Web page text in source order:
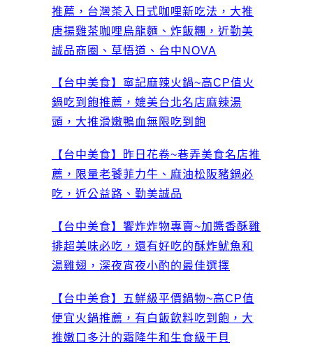
推薦，台灣茶入日式咖哩新吃法，大推
唐揚雞茶咖哩烏龍麵、炸飯糰，近勤美
誠品商圈、草悟道、台中NOVA
【台中美食】寧記麻辣火鍋~高CP值火
鍋吃到飽推薦，媲美台北名店麻辣湯
頭，大推滑嫩鴨血無限吃到飽
【台中美食】昨日花卷~巷弄美食名店推
薦，限量老饕菲力牛、麻油松阪豬鍋必
吃，近公益路、勤美誠品
【台中美食】饗炸炸物專賣~加醬香酥雞
排超美味必吃，還有好吃的酥炸魷魚和
湯雞翅，深夜宵夜小酌的最佳選擇
【台中美食】五鮮級平價鍋物~高CP值
便宜火鍋推薦，有白飯飲料吃到飽，大
推嫩口多汁的霜降牛和生食級干貝